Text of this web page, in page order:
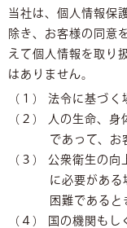
当社は、個人情報保
除き、お客様の同意
えて個人情報を取り
はありません。
（１） 法令に基づく
（２） 人の生命、
であって、お
（３） 公衆衛生の
に必要がある
困難であると
（４） 国の機関も